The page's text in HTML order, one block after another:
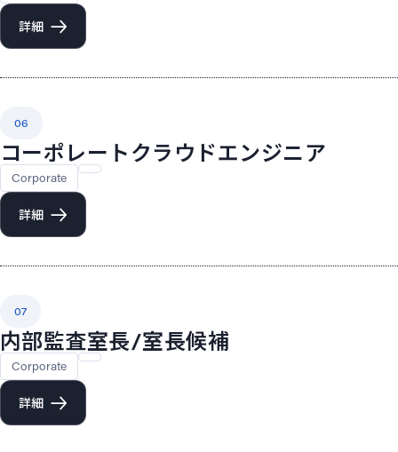
詳細
06
コーポレートクラウドエンジニア
Corporate
詳細
07
内部監査室長/室長候補
Corporate
詳細